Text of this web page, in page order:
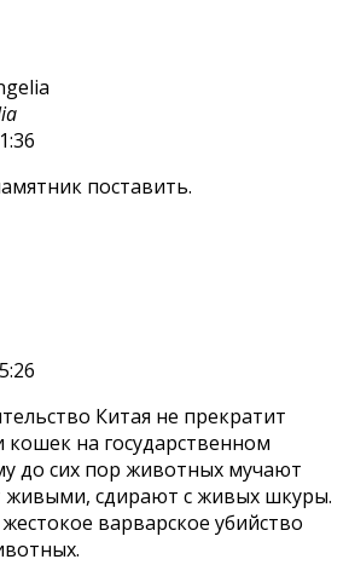
поставить.
Китая не прекратит
кошек на государственном
до сих пор животных мучают
живыми, сдирают с живых шкуры.
варварское убийство